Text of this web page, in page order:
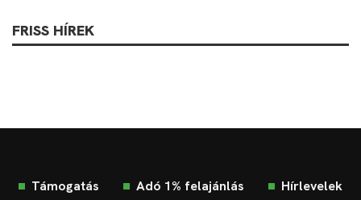
FRISS HÍREK
Támogatás Adó 1% felajánlás Hírlevelek